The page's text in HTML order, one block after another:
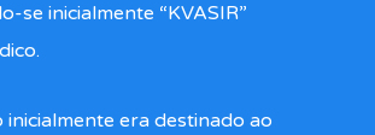
se inicialmente “KVASIR”
inicialmente era destinado ao